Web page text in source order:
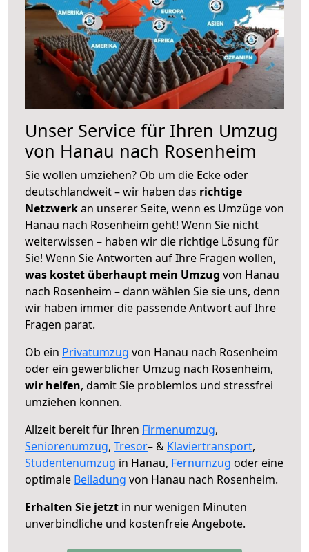
Unser Service für Ihren Umzug
von Hanau nach Rosenheim
Sie wollen umziehen? Ob um die Ecke oder
deutschlandweit – wir haben das richtige
Netzwerkan unserer Seite, wenn es Umzüge von
Hanau nach Rosenheim geht! Wenn Sie nicht
weiterwissen – haben wir die richtige Lösung für
Sie! Wenn Sie Antworten auf Ihre Fragen wollen,
was kostet überhaupt mein Umzug von Hanau
nach Rosenheim – dann wählen Sie sie uns, denn
wir haben immer die passende Antwort auf Ihre
Fragen parat.
Ob ein Privatumzug von Hanau nach Rosenheim
oder ein gewerblicher Umzug nach Rosenheim,
wir helfen, damit Sie problemlos und stressfrei
umziehen können.
Allzeit bereit für Ihren Firmenumzug,
Seniorenumzug, Tresor– & Klaviertransport,
Studentenumzug in Hanau, Fernumzug oder eine
optimale Beiladung von Hanau nach Rosenheim.
Erhalten Sie jetzt in nur wenigen Minuten
unverbindliche und kostenfreie Angebote.